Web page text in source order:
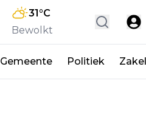
31°C
Bewolkt
Gemeente Politiek